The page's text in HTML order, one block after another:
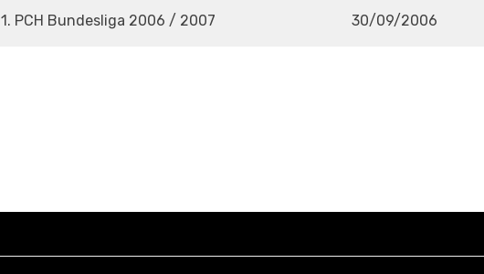
1. PCH Bundesliga 2006 / 2007 30/09/2006